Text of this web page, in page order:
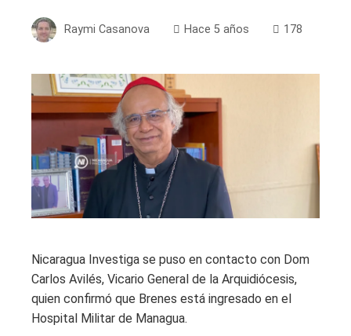
Raymi Casanova Hace 5 años 178
Nicaragua Investiga se puso en contacto con Dom
Carlos Avilés, Vicario General de la Arquidiócesis,
quien confirmó que Brenes está ingresado en el
Hospital Militar de Managua.